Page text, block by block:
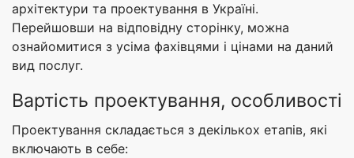
архітектури та проектування в Україні.
Перейшовши на відповідну сторінку, можна
ознайомитися з усіма фахівцями і цінами на даний
вид послуг.
Вартість проектування, особливості
Проектування складається з декількох етапів, які
включають в себе: